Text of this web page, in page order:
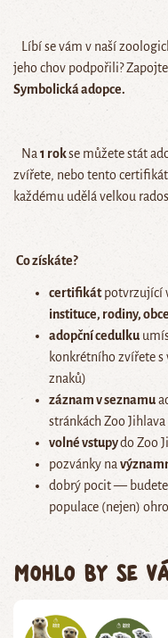
Líbí se vám v naší
jeho chov podpořili?
Symbolická adopce.
Na 1 rokse můžete stát
zvířete, nebo tento
každému udělá velkou
Co získáte?
certifikátpotvrzující
instituce, rodiny, obce
adopční cedulku
konkrétního zvířete
znaků)
záznam v seznamu
stránkách Zoo Jihlava
volné vstupydo Zoo
pozvánky na
dobrý pocit — budete
populace (nejen)
Mohlo by se